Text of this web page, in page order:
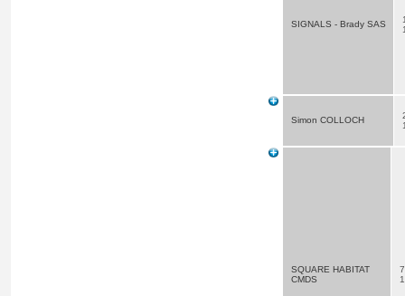
SIGNALS - Brady SAS
Simon COLLOCH
SQUARE HABITAT
CMDS